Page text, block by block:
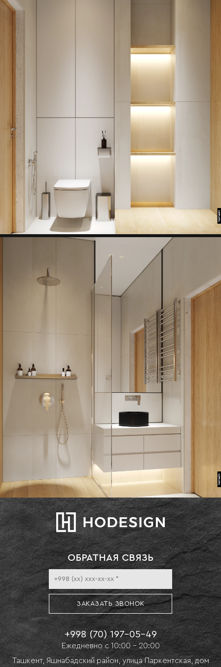
ОБРАТНАЯ СВЯЗЬ
ЗАКАЗАТЬ ЗВОНОК
+998 (70) 197-05-49
Eжедневно с 10:00 - 20:00
Ташкент, Яшнабадский район, улица Паркентская, дом